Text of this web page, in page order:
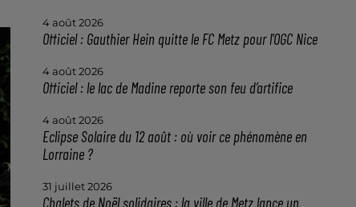
4 août 2026
Officiel : Gauthier Hein quitte le FC Metz pour l'OGC Nice
4 août 2026
Officiel : le lac de Madine reporte son feu d’artifice
4 août 2026
Eclipse Solaire du 12 août : où voir ce phénomène en
Lorraine ?
31 juillet 2026
Chalets de Noël solidaires : la ville de Metz lance un